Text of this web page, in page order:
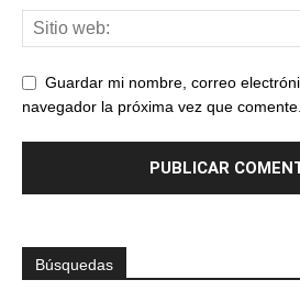
Guardar mi nombre, correo
navegador la próxima vez que comente.
Búsquedas